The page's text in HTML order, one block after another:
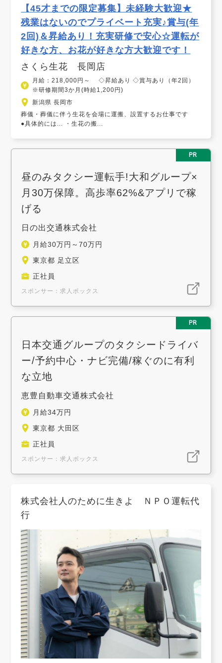
【45才までの限定募集】未経験大歓迎★
残業はないのでプライベート充実♪賞与(年
2回)＆昇給あり！充実研修で安心☆運転が
好きな方、お花が好きな方大歓迎です！
さくら生花 長岡店
月給：218,000円～ ◇昇給あり ◇賞与あり（年2回）
※研修期間3か月(時給1,200円)
新潟県 長岡市
葬儀・葬儀に伴う生花を会場に運搬、設置するお仕事です
●具体的には... ・生花の搬...
PR
昼のみタクシー運転手!大和グループ×
月30万保障。高歩率62%&アプリで稼
げる
日の出交通株式会社
月給30万円～70万円
東京都 足立区
正社員
スポンサー：求人ボックス
PR
日本交通グループのタクシードライバ
ー/予約中心・ナビ完備/稼ぐのに有利
な立地
恵豊自動車交通株式会社
月給34万円
東京都 大田区
正社員
スポンサー：求人ボックス
株式会社人のために生きよ ＮＰＯ運転代
行